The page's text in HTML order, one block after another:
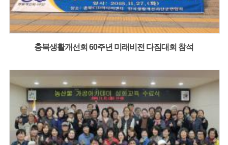
충북생활개선회 60주년 미래비전 다짐대회 참석